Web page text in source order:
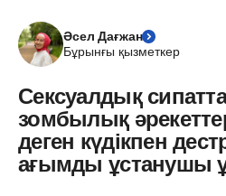
Әсел Дағжан
Бұрынғы қызметкер
Сексуалдық
зомбылық
деген күдікпен
ағымды ұстанушы